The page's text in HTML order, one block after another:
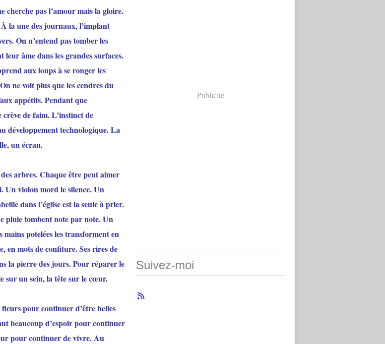
cherche pas l’amour mais la gloire.
la une des journaux, l’implant
On n’entend pas tomber les
âme dans les grandes surfaces.
aux loups à se ronger les
ne voit plus que les cendres du
appétits. Pendant que
de faim. L’instinct de
développement technologique. La
un écran.
arbres. Chaque être peut aimer
Un violon mord le silence. Un
dans l’église est la seule à prier.
pluie tombent note par note. Un
potelées les transforment en
en mots de confiture. Ses rires de
la pierre des jours. Pour réparer le
sur un sein, la tête sur le cœur.
pour continuer d’être belles
beaucoup d’espoir pour continuer
pour continuer de vivre. Au
Publicité
Suivez-moi